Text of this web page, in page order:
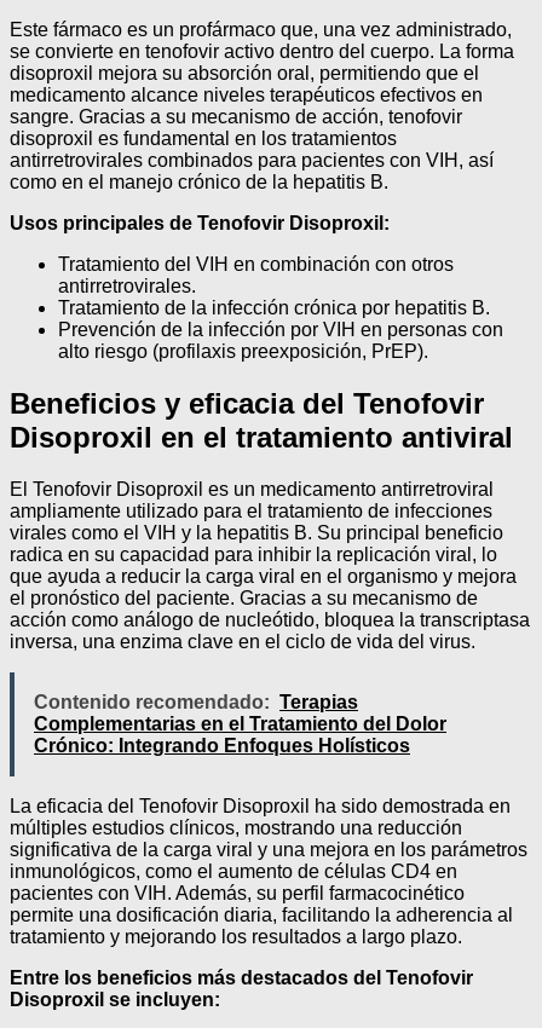
Este fármaco es un profármaco que, una vez administrado,
se convierte en tenofovir activo dentro del cuerpo. La forma
disoproxil mejora su absorción oral, permitiendo que el
medicamento alcance niveles terapéuticos efectivos en
sangre. Gracias a su mecanismo de acción, tenofovir
disoproxil es fundamental en los tratamientos
antirretrovirales combinados para pacientes con VIH, así
como en el manejo crónico de la hepatitis B.
Usos principales de Tenofovir Disoproxil:
Tratamiento del VIH en combinación con otros
antirretrovirales.
Tratamiento de la infección crónica por hepatitis B.
Prevención de la infección por VIH en personas con
alto riesgo (profilaxis preexposición, PrEP).
Beneficios y eficacia del Tenofovir
Disoproxil en el tratamiento antiviral
El Tenofovir Disoproxil es un medicamento antirretroviral
ampliamente utilizado para el tratamiento de infecciones
virales como el VIH y la hepatitis B. Su principal beneficio
radica en su capacidad para inhibir la replicación viral, lo
que ayuda a reducir la carga viral en el organismo y mejora
el pronóstico del paciente. Gracias a su mecanismo de
acción como análogo de nucleótido, bloquea la transcriptasa
inversa, una enzima clave en el ciclo de vida del virus.
Contenido recomendado: Terapias
Complementarias en el Tratamiento del Dolor
Crónico: Integrando Enfoques Holísticos
La eficacia del Tenofovir Disoproxil ha sido demostrada en
múltiples estudios clínicos, mostrando una reducción
significativa de la carga viral y una mejora en los parámetros
inmunológicos, como el aumento de células CD4 en
pacientes con VIH. Además, su perfil farmacocinético
permite una dosificación diaria, facilitando la adherencia al
tratamiento y mejorando los resultados a largo plazo.
Entre los beneficios más destacados del Tenofovir
Disoproxil se incluyen: